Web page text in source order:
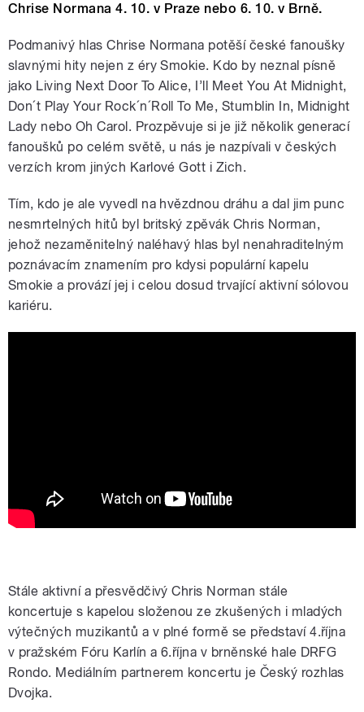
Chrise Normana 4. 10. v Praze nebo 6. 10. v Brně.
Podmanivý hlas Chrise Normana potěší české fanoušky
slavnými hity nejen z éry Smokie. Kdo by neznal písně
jako Living Next Door To Alice, I’ll Meet You At Midnight,
Don´t Play Your Rock´n´Roll To Me, Stumblin In, Midnight
Lady nebo Oh Carol. Prozpěvuje si je již několik generací
fanoušků po celém světě, u nás je nazpívali v českých
verzích krom jiných Karlové Gott i Zich.
Tím, kdo je ale vyvedl na hvězdnou dráhu a dal jim punc
nesmrtelných hitů byl britský zpěvák Chris Norman,
jehož nezaměnitelný naléhavý hlas byl nenahraditelným
poznávacím znamením pro kdysi populární kapelu
Smokie a provází jej i celou dosud trvající aktivní sólovou
kariéru.
Stále aktivní a přesvědčivý Chris Norman stále
koncertuje s kapelou složenou ze zkušených i mladých
výtečných muzikantů a v plné formě se představí 4.října
v pražském Fóru Karlín a 6.října v brněnské hale DRFG
Rondo. Mediálním partnerem koncertu je Český rozhlas
Dvojka.